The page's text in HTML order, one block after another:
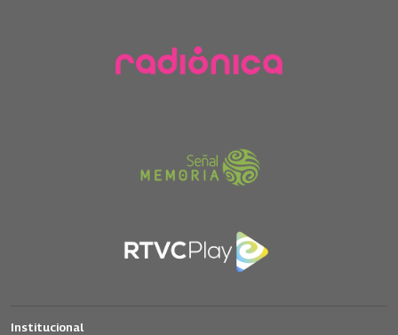
Institucional